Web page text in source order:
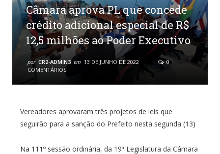
Câmara aprova PL que concede
crédito adicional especial de R$
12,5 milhões ao Poder Executivo
por CR2-ADMIN3 em 13 DE JUNHO DE 2022
0
COMENTÁRIOS
Vereadores aprovaram três projetos de leis que
seguirão para a sanção do Prefeito nesta segunda (13)
Na 111º sessão ordinária, da 19ª Legislatura da Câmara